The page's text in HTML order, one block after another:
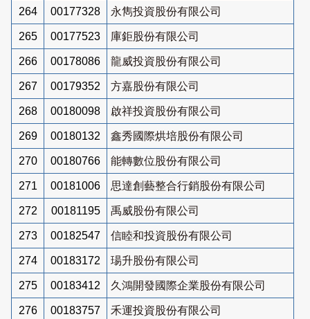
264 00177328 永雋投資股份有限公司
265 00177523 庫鉅股份有限公司
266 00178086 龍威投資股份有限公司
267 00179352 方嘉股份有限公司
268 00180098 啟祥投資股份有限公司
269 00180132 鑫秀國際烘培股份有限公司
270 00180766 能轉數位股份有限公司
271 00181006 思達創藝整合行銷股份有限公司
272 00181195 禹威股份有限公司
273 00182547 信睦和投資股份有限公司
274 00183172 瑒升股份有限公司
275 00183412 久鴻開發國際企業股份有限公司
276 00183757 禾運投資股份有限公司